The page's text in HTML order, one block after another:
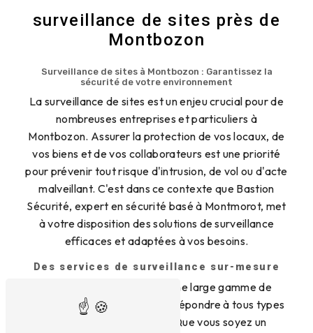
surveillance de sites près de
Montbozon
Surveillance de sites à Montbozon : Garantissez la
sécurité de votre environnement
La surveillance de sites est un enjeu crucial pour de
nombreuses entreprises et particuliers à
Montbozon. Assurer la protection de vos locaux, de
vos biens et de vos collaborateurs est une priorité
pour prévenir tout risque d'intrusion, de vol ou d'acte
malveillant. C'est dans ce contexte que Bastion
Sécurité, expert en sécurité basé à Montmorot, met
à votre disposition des solutions de surveillance
efficaces et adaptées à vos besoins.
Des services de surveillance sur-mesure
Bastion Sécurité propose une large gamme de
services de surveillance pour répondre à tous types
de besoins à Montbozon. Que vous soyez un